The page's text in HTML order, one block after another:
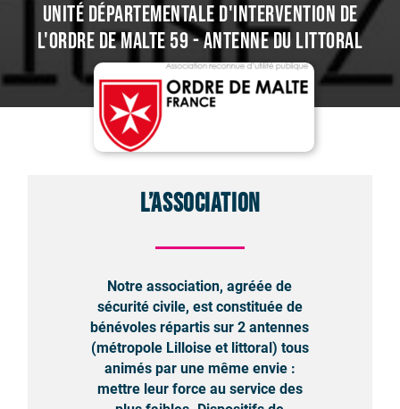
Unité Départementale d'Intervention de
l'Ordre de Malte 59 - Antenne du Littoral
L’association
Notre association, agréée de
sécurité civile, est constituée de
bénévoles répartis sur 2 antennes
(métropole Lilloise et littoral) tous
animés par une même envie :
mettre leur force au service des